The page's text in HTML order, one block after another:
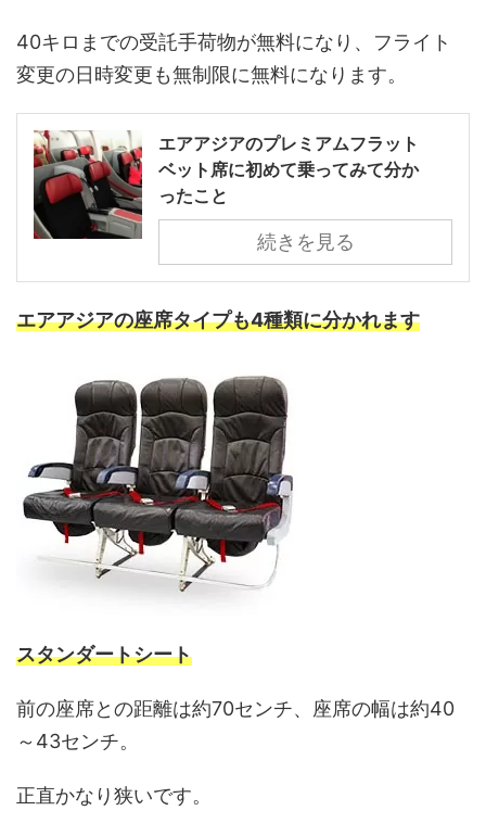
40キロまでの受託手荷物が無料になり、フライト
変更の日時変更も無制限に無料になります。
エアアジアのプレミアムフラット
ベット席に初めて乗ってみて分か
ったこと
続きを見る
エアアジアの座席タイプも4種類に分かれます
スタンダートシート
前の座席との距離は約70センチ、座席の幅は約40
～43センチ。
正直かなり狭いです。